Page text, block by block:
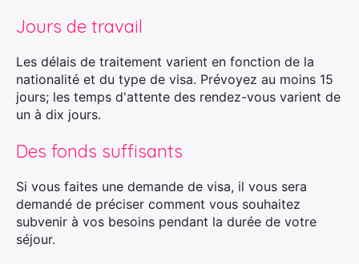
Jours de travail
Les délais de traitement varient en fonction de la
nationalité et du type de visa. Prévoyez au moins 15
jours; les temps d'attente des rendez-vous varient de
un à dix jours.
Des fonds suffisants
Si vous faites une demande de visa, il vous sera
demandé de préciser comment vous souhaitez
subvenir à vos besoins pendant la durée de votre
séjour.
Rechercher
: